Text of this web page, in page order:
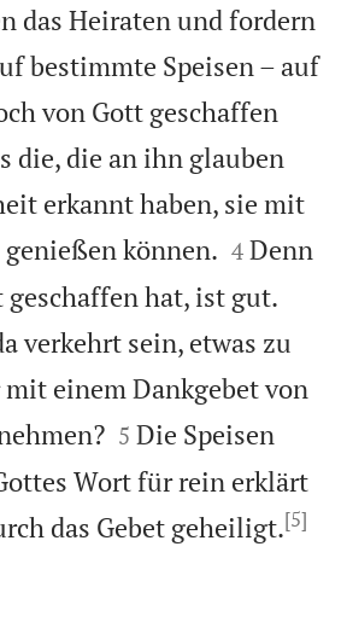
das Heiraten und fordern
bestimmte Speisen – auf
von Gott geschaffen
die, die an ihn glauben
erkannt haben, sie mit
genießen können. 

4 Denn
geschaffen hat, ist gut.
verkehrt sein, etwas zu
mit einem Dankgebet von

5 Die Speisen
Wort für rein erklärt
das Gebet geheiligt.[5]